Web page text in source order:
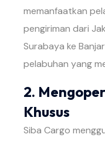
memanfaatkan
pengiriman dari
Surabaya ke
pelabuhan yang
2.
Khusus
Siba Cargo